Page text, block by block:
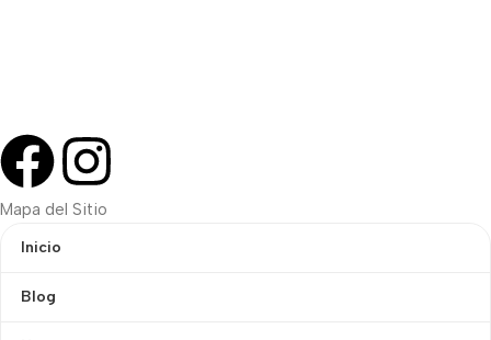
Mapa del Sitio
Inicio
Blog